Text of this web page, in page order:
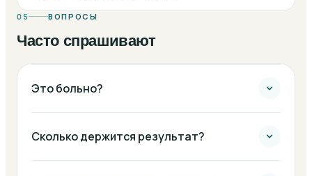
05 ВОПРОСЫ
Часто спрашивают
Это больно?
Сколько держится результат?